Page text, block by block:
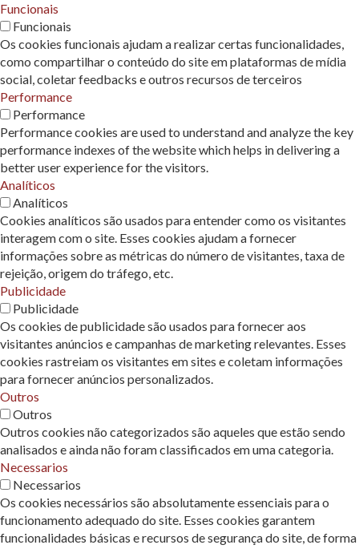
Funcionais
Funcionais
Os cookies funcionais ajudam a realizar certas funcionalidades,
como compartilhar o conteúdo do site em plataformas de mídia
social, coletar feedbacks e outros recursos de terceiros
Performance
Performance
Performance cookies are used to understand and analyze the key
performance indexes of the website which helps in delivering a
better user experience for the visitors.
Analíticos
Analíticos
Cookies analíticos são usados ​​para entender como os visitantes
interagem com o site. Esses cookies ajudam a fornecer
informações sobre as métricas do número de visitantes, taxa de
rejeição, origem do tráfego, etc.
Publicidade
Publicidade
Os cookies de publicidade são usados ​​para fornecer aos
visitantes anúncios e campanhas de marketing relevantes. Esses
cookies rastreiam os visitantes em sites e coletam informações
para fornecer anúncios personalizados.
Outros
Outros
Outros cookies não categorizados são aqueles que estão sendo
analisados ​​e ainda não foram classificados em uma categoria.
Necessarios
Necessarios
Os cookies necessários são absolutamente essenciais para o
funcionamento adequado do site. Esses cookies garantem
funcionalidades básicas e recursos de segurança do site, de forma